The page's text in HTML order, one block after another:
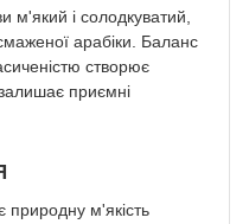
м'який і солодкуватий,
арабіки. Баланс
створює
приємні
природну м'якість